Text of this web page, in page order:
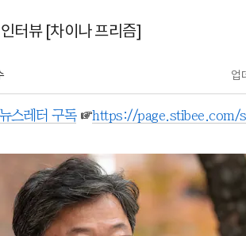
터뷰 [차이나 프리즘]
업
스레터 구독☞https://page.stibee.com/